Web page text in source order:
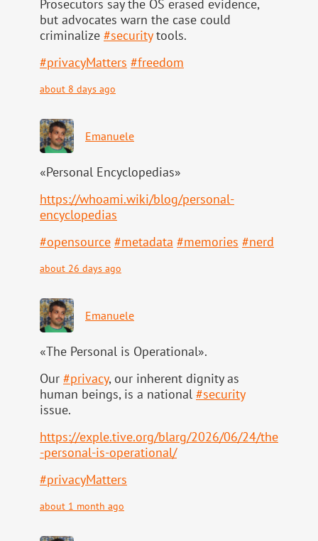
Prosecutors say the OS erased evidence,
but advocates warn the case could
criminalize #securitytools.
#privacyMatters #freedom
about 8 days ago
Emanuele
«Personal Encyclopedias»
https://whoami.wiki/blog/personal-
encyclopedias
#opensource #metadata #memories #nerd
about 26 days ago
Emanuele
«The Personal is Operational».
Our #privacy, our inherent dignity as
human beings, is a national #security
issue.
https://exple.tive.org/blarg/2026/06/24/the
-personal-is-operational/
#privacyMatters
about 1 month ago